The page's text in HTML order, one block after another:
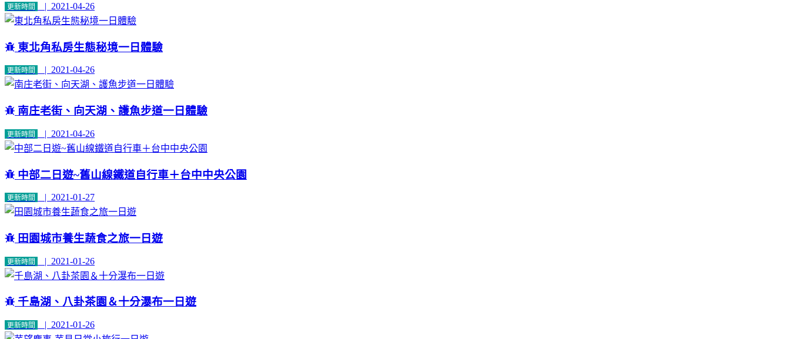
更新時間 | 2021-04-26
東北角私房生態秘境一日體驗
更新時間 | 2021-04-26
南庄老街、向天湖、護魚步道一日體驗
更新時間 | 2021-04-26
中部二日遊~舊山線鐵道自行車＋台中中央公園
更新時間 | 2021-01-27
田園城市養生蔬食之旅一日遊
更新時間 | 2021-01-26
千島湖、八卦茶園＆十分瀑布一日遊
更新時間 | 2021-01-26